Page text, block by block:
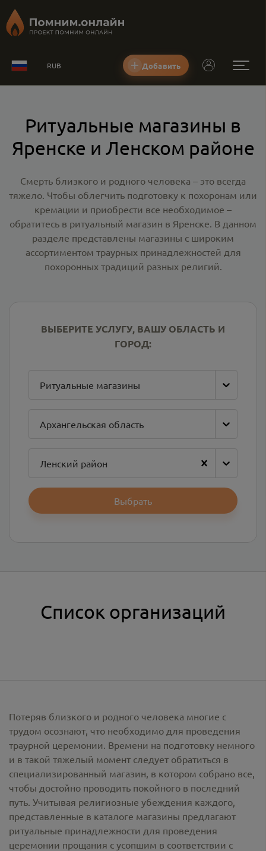
RUB Добавить
Ритуальные магазины в
Яренске и Ленском районе
Смерть близкого и родного человека – это всегда
тяжело. Чтобы облегчить подготовку к похоронам или
кремации и приобрести все необходимое –
обратитесь в ритуальный магазин в Яренске. В данном
разделе представлены магазины с широким
ассортиментом траурных принадлежностей для
похоронных традиций разных религий.
ВЫБЕРИТЕ УСЛУГУ, ВАШУ ОБЛАСТЬ И
ГОРОД:
Ритуальные магазины
Архангельская область
Ленский район
Выбрать
Список организаций
Потеряв близкого и родного человека многие с
трудом осознают, что необходимо для проведения
траурной церемонии. Времени на подготовку немного
и в такой тяжелый момент следует обратиться в
специализированный магазин, в котором собрано все,
чтобы достойно проводить покойного в последний
путь. Учитывая религиозные убеждения каждого,
представленные в каталоге магазины предлагают
ритуальные принадлежности для проведения
церемонии прощания с усопшим в соответствии с